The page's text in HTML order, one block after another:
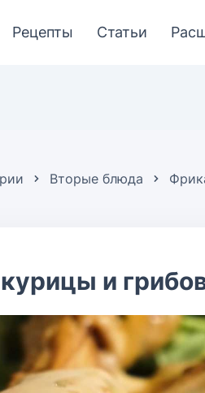
Рецепты Статьи
Вторые блюда
и